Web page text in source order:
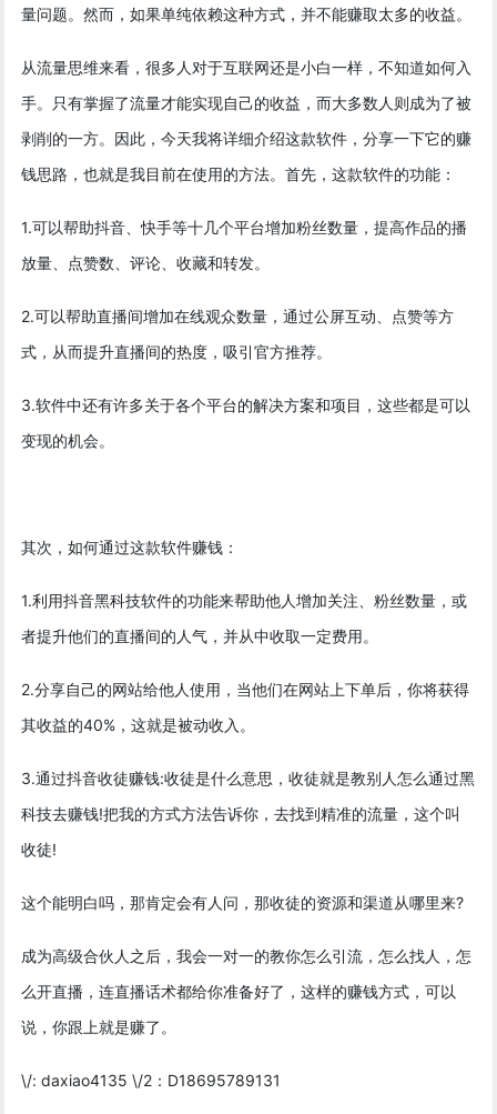
量问题。然而，如果单纯依赖这种方式，并不能赚取太多的收益。
从流量思维来看，很多人对于互联网还是小白一样，不知道如何入
手。只有掌握了流量才能实现自己的收益，而大多数人则成为了被
剥削的一方。因此，今天我将详细介绍这款软件，分享一下它的赚
钱思路，也就是我目前在使用的方法。首先，这款软件的功能：
1.可以帮助抖音、快手等十几个平台增加粉丝数量，提高作品的播
放量、点赞数、评论、收藏和转发。
2.可以帮助直播间增加在线观众数量，通过公屏互动、点赞等方
式，从而提升直播间的热度，吸引官方推荐。
3.软件中还有许多关于各个平台的解决方案和项目，这些都是可以
变现的机会。
其次，如何通过这款软件赚钱：
1.利用抖音黑科技软件的功能来帮助他人增加关注、粉丝数量，或
者提升他们的直播间的人气，并从中收取一定费用。
2.分享自己的网站给他人使用，当他们在网站上下单后，你将获得
其收益的40%，这就是被动收入。
3.通过抖音收徒赚钱:收徒是什么意思，收徒就是教别人怎么通过黑
科技去赚钱!把我的方式方法告诉你，去找到精准的流量，这个叫
收徒!
这个能明白吗，那肯定会有人问，那收徒的资源和渠道从哪里来?
成为高级合伙人之后，我会一对一的教你怎么引流，怎么找人，怎
么开直播，连直播话术都给你准备好了，这样的赚钱方式，可以
说，你跟上就是赚了。
\/: daxiao4135 \/2：D18695789131